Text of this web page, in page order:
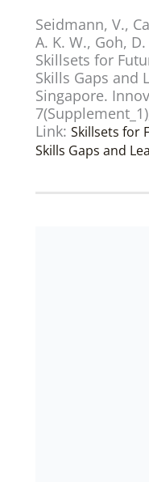
Seidmann, V.,
A. K. W., Goh,
Skillsets for
Skills Gaps and
Singapore.
Link: Skillsets for
Skills Gaps and